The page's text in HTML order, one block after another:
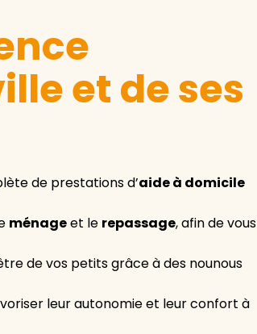
et de ses
de prestations d’aide à domicile
ménageet le repassage, afin de vous
de vos petits grâce à des nounous
leur autonomie et leur confort à